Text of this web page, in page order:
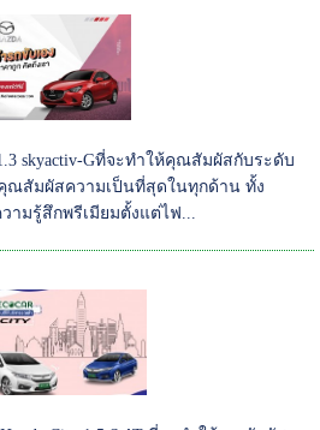
skyactiv-Gที่จะทำให้คุณสัมผัสกับระดับ
ณสัมผัสความเป็นที่สุดในทุกด้าน ทั้ง
ามรู้สึกพรีเมียมตั้งแต่ไฟ...